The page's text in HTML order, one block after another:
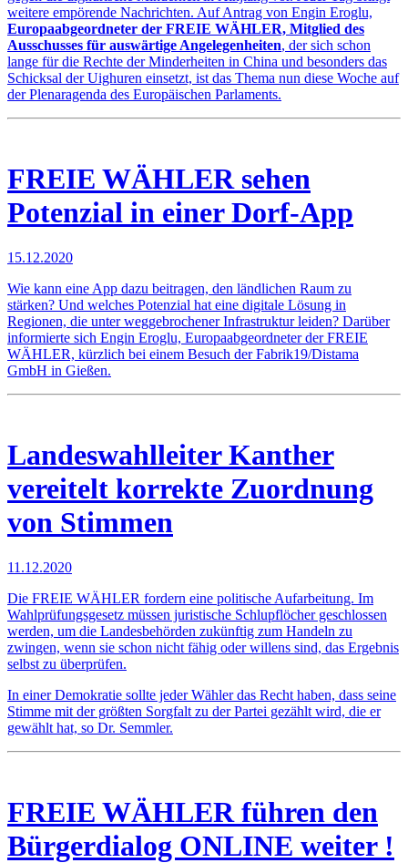
weitere empörende Nachrichten. Auf Antrag von Engin Eroglu,
Europaabgeordneter der FREIE WÄHLER, Mitglied des
Ausschusses für auswärtige Angelegenheiten, der sich schon
lange für die Rechte der Minderheiten in China und besonders das
Schicksal der Uighuren einsetzt, ist das Thema nun diese Woche auf
der Plenaragenda des Europäischen Parlaments.
FREIE WÄHLER sehen
Potenzial in einer Dorf-App
15.12.2020
Wie kann eine App dazu beitragen, den ländlichen Raum zu
stärken? Und welches Potenzial hat eine digitale Lösung in
Regionen, die unter weggebrochener Infrastruktur leiden? Darüber
informierte sich Engin Eroglu, Europaabgeordneter der FREIE
WÄHLER, kürzlich bei einem Besuch der Fabrik19/Distama
GmbH in Gießen.
Landeswahlleiter Kanther
vereitelt korrekte Zuordnung
von Stimmen
11.12.2020
Die FREIE WÄHLER fordern eine politische Aufarbeitung. Im
Wahlprüfungsgesetz müssen juristische Schlupflöcher geschlossen
werden, um die Landesbehörden zukünftig zum Handeln zu
zwingen, wenn sie schon nicht fähig oder willens sind, das Ergebnis
selbst zu überprüfen.
In einer Demokratie sollte jeder Wähler das Recht haben, dass seine
Stimme mit der größten Sorgfalt zu der Partei gezählt wird, die er
gewählt hat, so Dr. Semmler.
FREIE WÄHLER führen den
Bürgerdialog ONLINE weiter !